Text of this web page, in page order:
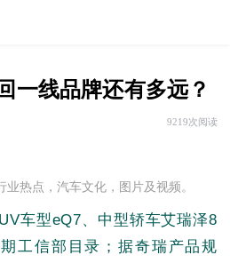
一线品牌还有多远？
9219次阅读
业热点，汽车文化，图片及视频。
车型eQ7、中型轿车艾瑞泽8
工信部目录；据奇瑞产品规